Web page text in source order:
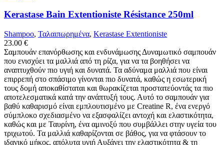
Kerastase Bain Extentioniste Résistance 250ml
Shampoo, Ταλαιπωρημένα, Kerastase Extentioniste
23.00 €
Σαμπουάν επανόρθωσης και ενδυνάμωσης Δυναμωτικό σαμπουάν
που ενισχύει τα μαλλιά από τη ρίζα, για να τα βοηθήσει να
αναπτυχθούν πιο υγιή και δυνατά. Τα αδύναμα μαλλιά που είναι
επιρρεπή στο σπάσιμο γίνονται πιο δυνατά, καθώς η εσωτερική
τους δομή αποκαθίσταται και θωρακίζεται προστατεύοντάς τα πιο
αποτελεσματικά κατά την ανάπτυξή τους. Αυτό το σαμπουάν για
βαθύ καθαρισμό είναι εμπλουτισμένο με Creatine R, ένα ενεργό
σύμπλοκο σχεδιασμένο να εξασφαλίζει αντοχή και ελαστικότητα,
καθώς και με Ταυρίνη, ένα αμινοξύ που συμβάλλει στην υγεία του
τριχωτού. Τα μαλλιά καθαρίζονται σε βάθος, για να φτάσουν το
ιδανικό μήκος, απόλυτα υγιή Αυξάνει την ελαστικότητα & τη